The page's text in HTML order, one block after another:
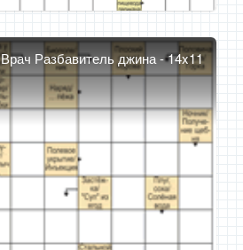
Врач Разбавитель джина - 14x11